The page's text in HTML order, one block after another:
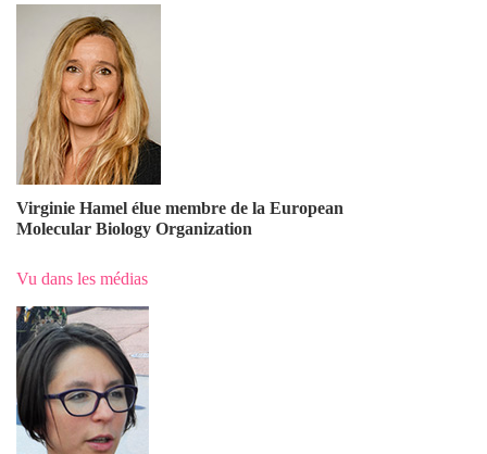
Virginie Hamel élue membre de la European
Molecular Biology Organization
Vu dans les médias